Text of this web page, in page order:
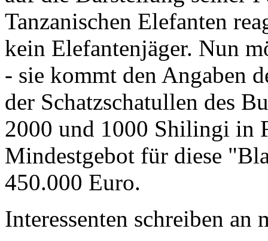
Tanzanischen Elefanten
kein Elefantenjäger. Nun
- sie kommt den Angaben
der Schatzschatullen des
2000 und 1000 Shilingi in
Mindestgebot für diese
450.000 Euro.
Interessenten schreiben